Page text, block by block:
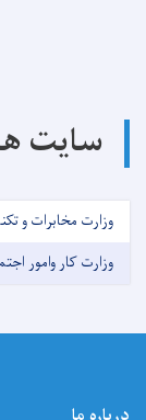
سایت
وزارت مخابرات و
وزارت کار وامور